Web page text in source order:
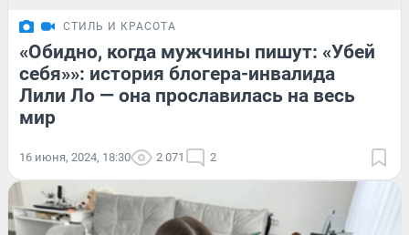
СТИЛЬ И КРАСОТА
«Обидно, когда мужчины пишут: «Убей
себя»»: история блогера-инвалида
Лили Ло — она прославилась на весь
мир
16 июня, 2024, 18:30 2 071 2